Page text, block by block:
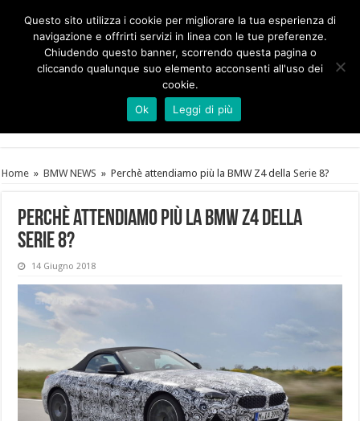
Home » BMW NEWS » Perchè attendiamo più la BMW Z4 della Serie 8?
Perchè attendiamo più la BMW Z4 della
Serie 8?
14 Giugno 2018
Questo sito utilizza i cookie per migliorare la tua esperienza di
navigazione e offrirti servizi in linea con le tue preferenze.
Chiudendo questo banner, scorrendo questa pagina o
cliccando qualunque suo elemento acconsenti all'uso dei
cookie.
Ok
Leggi di più